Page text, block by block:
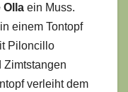
Olla ein Muss.
einem Tontopf
Piloncillo
Zimtstangen
verleiht dem